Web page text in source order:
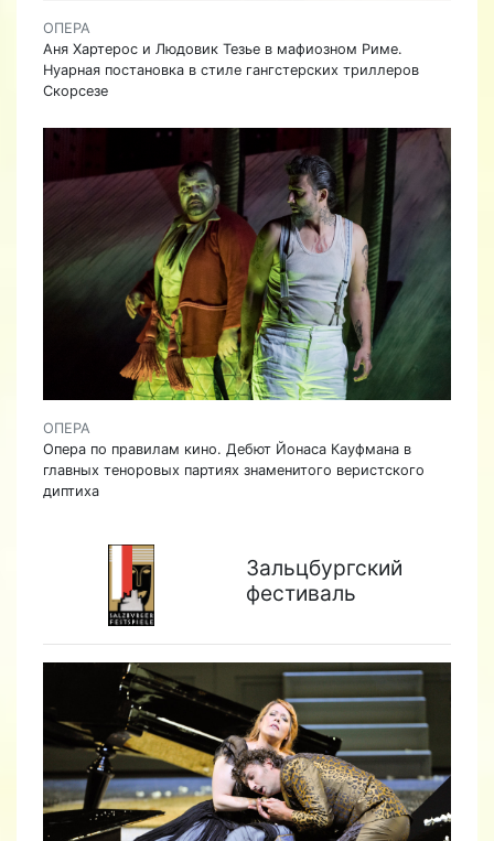
ОПЕРА
Аня Хартерос и Людовик Тезье в мафиозном Риме.
Нуарная постановка в стиле гангстерских триллеров
Скорсезе
ОПЕРА
Опера по правилам кино. Дебют Йонаса Кауфмана в
главных теноровых партиях знаменитого веристского
диптиха
Зальцбургский
фестиваль